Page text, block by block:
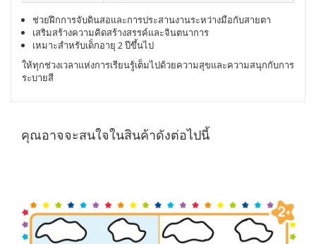
ช่วยฝึกการจับดินสอและการประสานงานระหว่างมือกับสายตา
เสริมสร้างความคิดสร้างสรรค์และจินตนาการ
เหมาะสำหรับเด็กอายุ 2 ปีขึ้นไป
ให้ทุกช่วงเวลาแห่งการเรียนรู้เต็มไปด้วยความสุขและความสนุกกับการ
ระบายสี
คุณอาจจะสนใจในสินค้าดังต่อไปนี้